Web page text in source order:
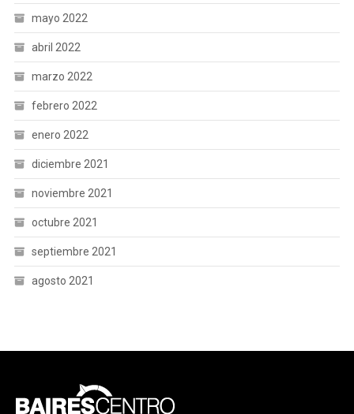
mayo 2022
abril 2022
marzo 2022
febrero 2022
enero 2022
diciembre 2021
noviembre 2021
octubre 2021
septiembre 2021
agosto 2021